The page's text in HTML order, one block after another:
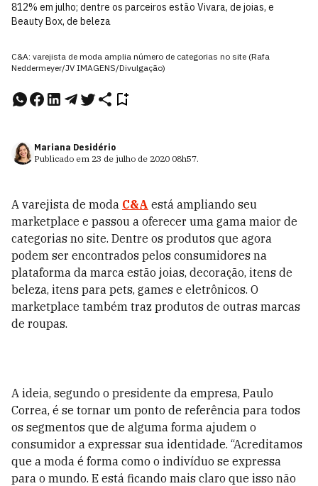
812% em julho; dentre os parceiros estão Vivara, de joias, e
Beauty Box, de beleza
C&A: varejista de moda amplia número de categorias no site (Rafa
Neddermeyer/JV IMAGENS/Divulgação)
Mariana Desidério
Publicado em 23 de julho de 2020 08h57.
A varejista de moda C&A está ampliando seu
marketplace e passou a oferecer uma gama maior de
categorias no site. Dentre os produtos que agora
podem ser encontrados pelos consumidores na
plataforma da marca estão joias, decoração, itens de
beleza, itens para pets, games e eletrônicos. O
marketplace também traz produtos de outras marcas
de roupas.
A ideia, segundo o presidente da empresa, Paulo
Correa, é se tornar um ponto de referência para todos
os segmentos que de alguma forma ajudem o
consumidor a expressar sua identidade. “Acreditamos
que a moda é forma como o indivíduo se expressa
para o mundo. E está ficando mais claro que isso não